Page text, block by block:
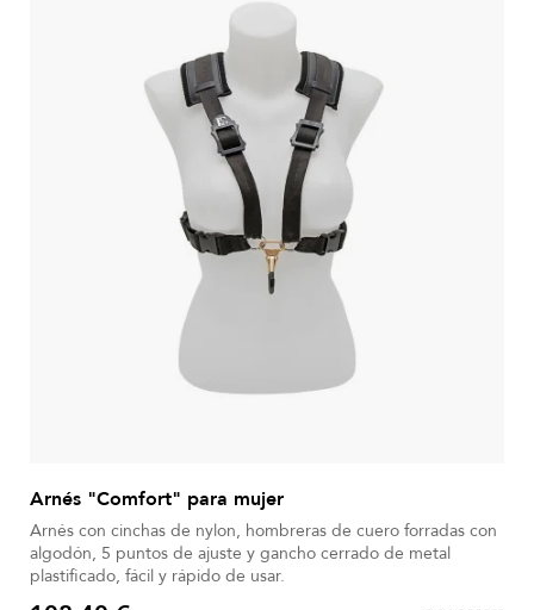
Arnés "Comfort" para mujer
Arnés con cinchas de nylon, hombreras de cuero forradas con
algodón, 5 puntos de ajuste y gancho cerrado de metal
plastificado, fácil y rápido de usar.